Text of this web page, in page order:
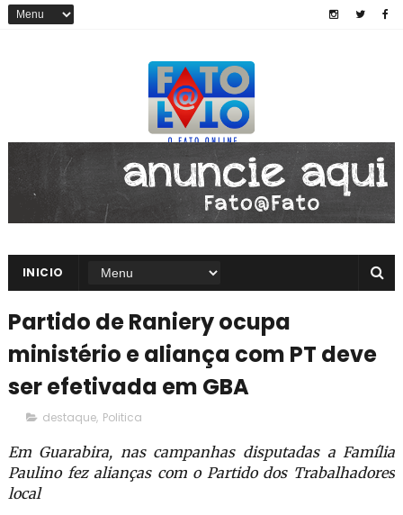
INICIO
Partido de Raniery ocupa
ministério e aliança com PT deve
ser efetivada em GBA
destaque, Politica
Em Guarabira, nas campanhas disputadas a Família
Paulino fez alianças com o Partido dos Trabalhadores
local